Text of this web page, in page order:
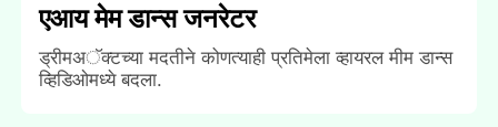
एआय मेम डान्स जनरेटर
ड्रीमअॅक्टच्या मदतीने कोणत्याही प्रतिमेला व्हायरल मीम डान्स
व्हिडिओमध्ये बदला.